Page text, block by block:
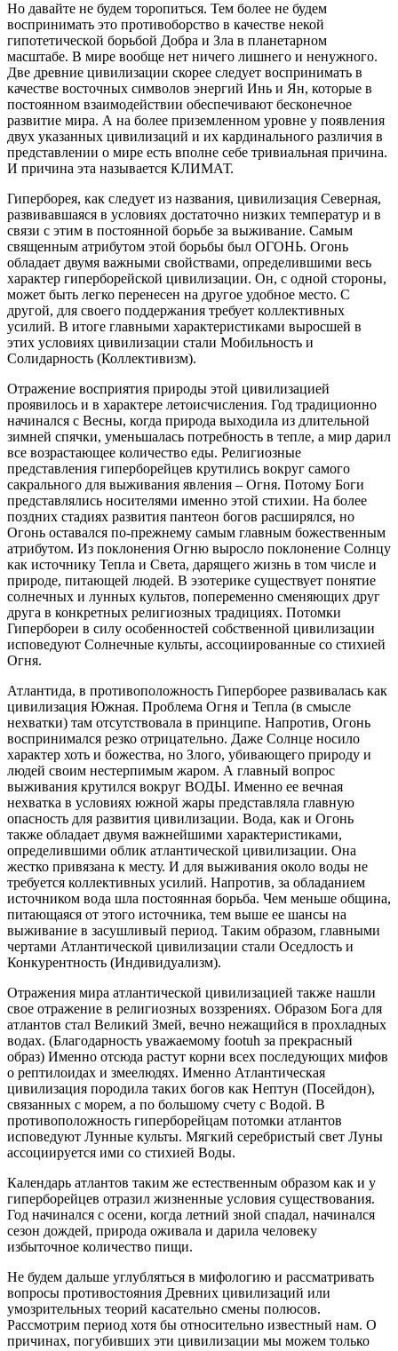
Но давайте не будем торопиться. Тем более не будем
воспринимать это противоборство в качестве некой
гипотетической борьбой Добра и Зла в планетарном
масштабе. В мире вообще нет ничего лишнего и ненужного.
Две древние цивилизации скорее следует воспринимать в
качестве восточных символов энергий Инь и Ян, которые в
постоянном взаимодействии обеспечивают бесконечное
развитие мира. А на более приземленном уровне у появления
двух указанных цивилизаций и их кардинального различия в
представлении о мире есть вполне себе тривиальная причина.
И причина эта называется КЛИМАТ.
Гиперборея, как следует из названия, цивилизация Северная,
развивавшаяся в условиях достаточно низких температур и в
связи с этим в постоянной борьбе за выживание. Самым
священным атрибутом этой борьбы был ОГОНЬ. Огонь
обладает двумя важными свойствами, определившими весь
характер гиперборейской цивилизации. Он, с одной стороны,
может быть легко перенесен на другое удобное место. С
другой, для своего поддержания требует коллективных
усилий. В итоге главными характеристиками выросшей в
этих условиях цивилизации стали Мобильность и
Солидарность (Коллективизм).
Отражение восприятия природы этой цивилизацией
проявилось и в характере летоисчисления. Год традиционно
начинался с Весны, когда природа выходила из длительной
зимней спячки, уменьшалась потребность в тепле, а мир дарил
все возрастающее количество еды. Религиозные
представления гиперборейцев крутились вокруг самого
сакрального для выживания явления – Огня. Потому Боги
представлялись носителями именно этой стихии. На более
поздних стадиях развития пантеон богов расширялся, но
Огонь оставался по-прежнему самым главным божественным
атрибутом. Из поклонения Огню выросло поклонение Солнцу
как источнику Тепла и Света, дарящего жизнь в том числе и
природе, питающей людей. В эзотерике существует понятие
солнечных и лунных культов, попеременно сменяющих друг
друга в конкретных религиозных традициях. Потомки
Гипербореи в силу особенностей собственной цивилизации
исповедуют Солнечные культы, ассоциированные со стихией
Огня.
Атлантида, в противоположность Гиперборее развивалась как
цивилизация Южная. Проблема Огня и Тепла (в смысле
нехватки) там отсутствовала в принципе. Напротив, Огонь
воспринимался резко отрицательно. Даже Солнце носило
характер хоть и божества, но Злого, убивающего природу и
людей своим нестерпимым жаром. А главный вопрос
выживания крутился вокруг ВОДЫ. Именно ее вечная
нехватка в условиях южной жары представляла главную
опасность для развития цивилизации. Вода, как и Огонь
также обладает двумя важнейшими характеристиками,
определившими облик атлантической цивилизации. Она
жестко привязана к месту. И для выживания около воды не
требуется коллективных усилий. Напротив, за обладанием
источником вода шла постоянная борьба. Чем меньше община,
питающаяся от этого источника, тем выше ее шансы на
выживание в засушливый период. Таким образом, главными
чертами Атлантической цивилизации стали Оседлость и
Конкурентность (Индивидуализм).
Отражения мира атлантической цивилизацией также нашли
свое отражение в религиозных воззрениях. Образом Бога для
атлантов стал Великий Змей, вечно нежащийся в прохладных
водах. (Благодарность уважаемому footuh за прекрасный
образ) Именно отсюда растут корни всех последующих мифов
о рептилоидах и змеелюдях. Именно Атлантическая
цивилизация породила таких богов как Нептун (Посейдон),
связанных с морем, а по большому счету с Водой. В
противоположность гиперборейцам потомки атлантов
исповедуют Лунные культы. Мягкий серебристый свет Луны
ассоциируется ими со стихией Воды.
Календарь атлантов таким же естественным образом как и у
гиперборейцев отразил жизненные условия существования.
Год начинался с осени, когда летний зной спадал, начинался
сезон дождей, природа оживала и дарила человеку
избыточное количество пищи.
Не будем дальше углубляться в мифологию и рассматривать
вопросы противостояния Древних цивилизаций или
умозрительных теорий касательно смены полюсов.
Рассмотрим период хотя бы относительно известный нам. О
причинах, погубивших эти цивилизации мы можем только